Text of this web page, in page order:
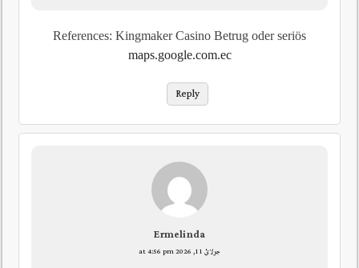
References: Kingmaker Casino Betrug oder seriös
maps.google.com.ec
Reply
Ermelinda
جولائ 11, 2026 at 4:56 pm